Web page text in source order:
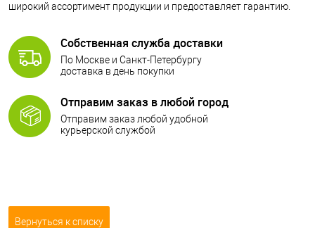
широкий ассортимент продукции и предоставляет гарантию.
Собственная служба доставки
По Москве и Санкт-Петербургу
доставка в день покупки
Отправим заказ в любой город
Отправим заказ любой удобной
курьерской службой
Вернуться к списку